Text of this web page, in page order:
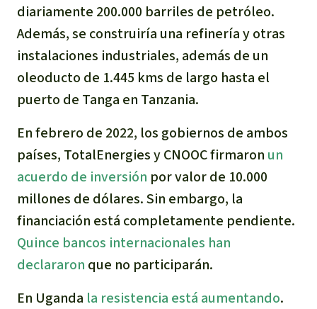
diariamente 200.000 barriles de petróleo.
Además, se construiría una refinería y otras
instalaciones industriales, además de un
oleoducto de 1.445 kms de largo hasta el
puerto de Tanga en Tanzania.
En febrero de 2022, los gobiernos de ambos
países, TotalEnergies y CNOOC firmaron un
acuerdo de inversión por valor de 10.000
millones de dólares. Sin embargo, la
financiación está completamente pendiente.
Quince bancos internacionales han
declararon que no participarán.
En Uganda la resistencia está aumentando.